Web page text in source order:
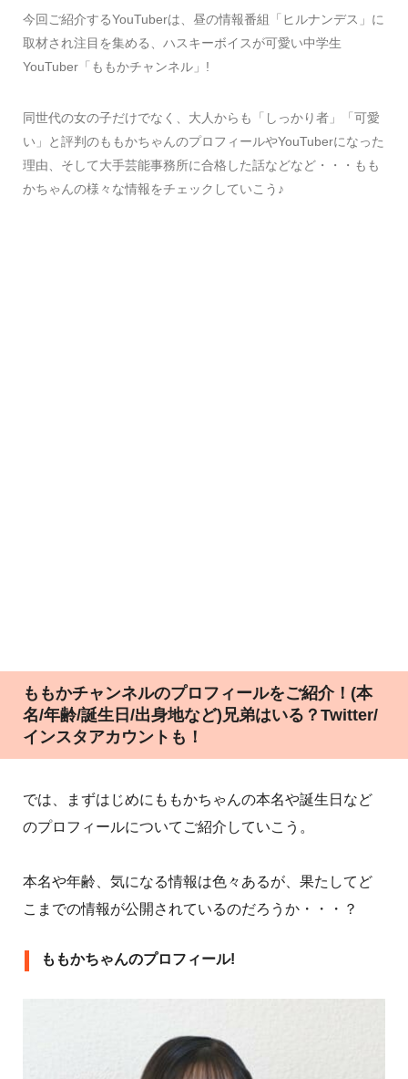
今回ご紹介するYouTuberは、昼の情報番組「ヒルナンデス」に
取材され注目を集める、ハスキーボイスが可愛い中学生
YouTuber「ももかチャンネル」!
同世代の女の子だけでなく、大人からも「しっかり者」「可愛
い」と評判のももかちゃんのプロフィールやYouTuberになった
理由、そして大手芸能事務所に合格した話などなど・・・もも
かちゃんの様々な情報をチェックしていこう♪
ももかチャンネルのプロフィールをご紹介！(本
名/年齢/誕生日/出身地など)兄弟はいる？Twitter/
インスタアカウントも！
では、まずはじめにももかちゃんの本名や誕生日など
のプロフィールについてご紹介していこう。
本名や年齢、気になる情報は色々あるが、果たしてど
こまでの情報が公開されているのだろうか・・・？
ももかちゃんのプロフィール!